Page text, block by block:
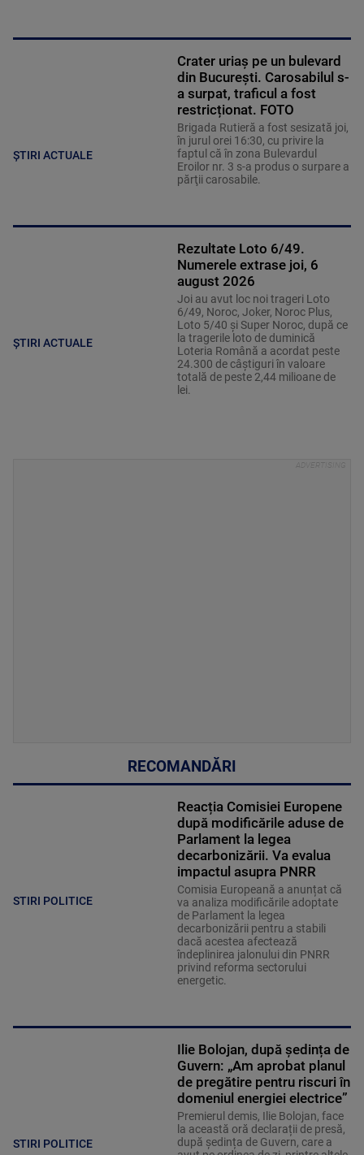
ȘTIRI ACTUALE
Crater uriaș pe un bulevard
din București. Carosabilul s-
a surpat, traficul a fost
restricționat. FOTO
Brigada Rutieră a fost sesizată joi,
în jurul orei 16:30, cu privire la
faptul că în zona Bulevardul
Eroilor nr. 3 s-a produs o surpare a
părţii carosabile.
ȘTIRI ACTUALE
Rezultate Loto 6/49.
Numerele extrase joi, 6
august 2026
Joi au avut loc noi trageri Loto
6/49, Noroc, Joker, Noroc Plus,
Loto 5/40 şi Super Noroc, după ce
la tragerile loto de duminică
Loteria Română a acordat peste
24.300 de câştiguri în valoare
totală de peste 2,44 milioane de
lei.
RECOMANDĂRI
STIRI POLITICE
Reacția Comisiei Europene
după modificările aduse de
Parlament la legea
decarbonizării. Va evalua
impactul asupra PNRR
Comisia Europeană a anunțat că
va analiza modificările adoptate
de Parlament la legea
decarbonizării pentru a stabili
dacă acestea afectează
îndeplinirea jalonului din PNRR
privind reforma sectorului
energetic.
STIRI POLITICE
Ilie Bolojan, după ședința de
Guvern: „Am aprobat planul
de pregătire pentru riscuri în
domeniul energiei electrice”
Premierul demis, Ilie Bolojan, face
la această oră declarații de presă,
după ședința de Guvern, care a